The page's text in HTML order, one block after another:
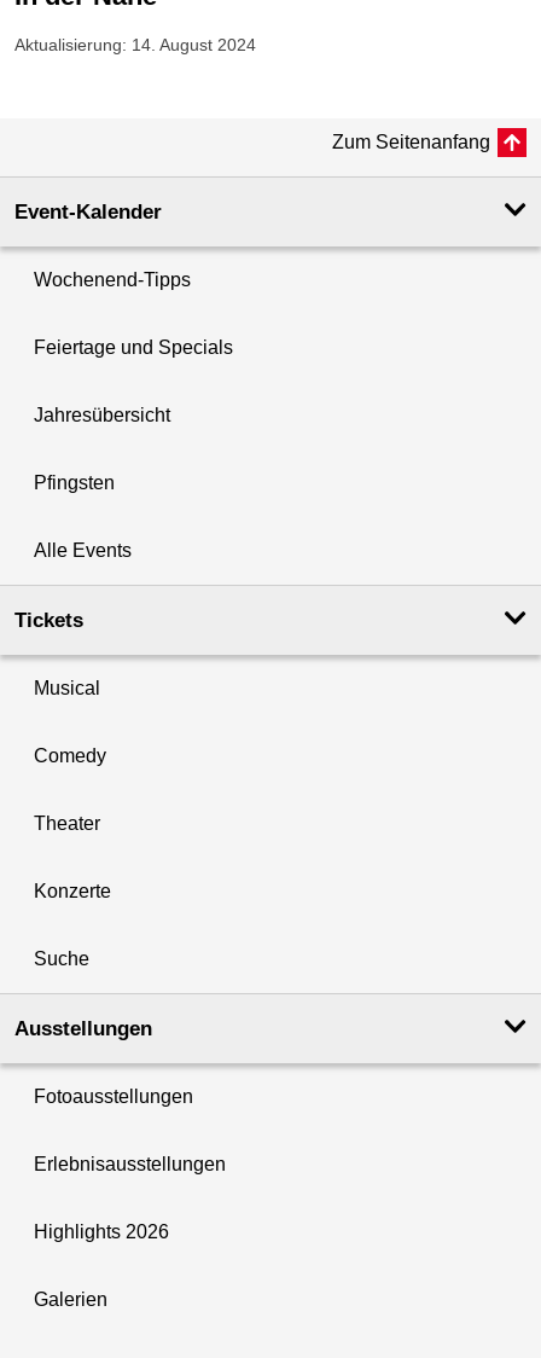
Aktualisierung: 14. August 2024
Zum Seitenanfang
Event-Kalender
Wochenend-Tipps
Feiertage und Specials
Jahresübersicht
Pfingsten
Alle Events
Tickets
Musical
Comedy
Theater
Konzerte
Suche
Ausstellungen
Fotoausstellungen
Erlebnisausstellungen
Highlights 2026
Galerien